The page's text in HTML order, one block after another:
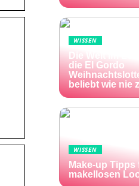
WISSEN
Die Welt im
die El Gordo
beliebt wie nie
WISSEN
Make-up Tipps
makellosen